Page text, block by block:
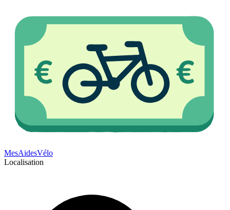
MesAidesVélo
Localisation